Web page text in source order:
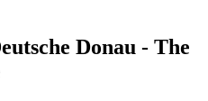
Donau - The